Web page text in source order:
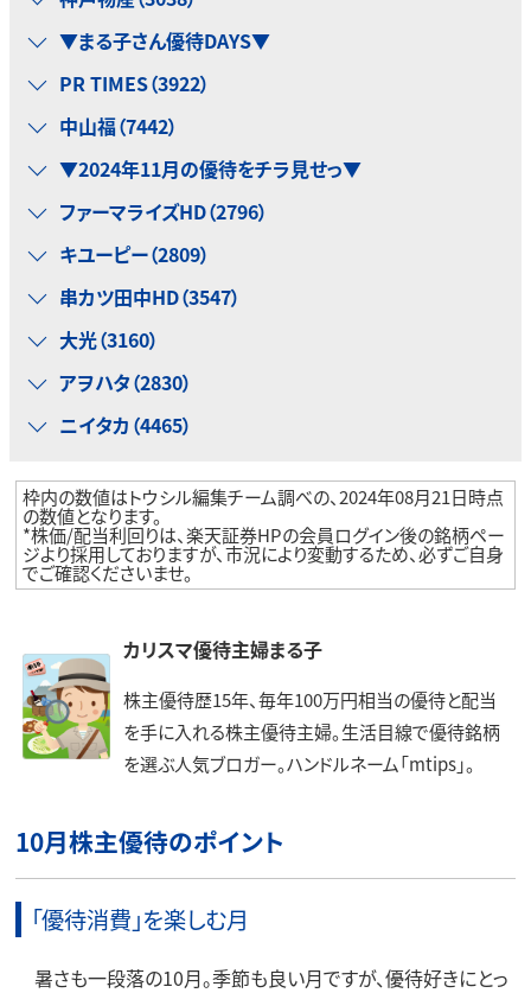
▼まる子さん優待DAYS▼
PR TIMES（3922）
中山福（7442）
▼2024年11月の優待をチラ見せっ▼
ファーマライズHD（2796）
キユーピー（2809）
串カツ田中HD（3547）
大光（3160）
アヲハタ（2830）
ニイタカ（4465）
枠内の数値はトウシル編集チーム調べの、2024年08月21日時点
の数値となります。
*株価/配当利回りは、楽天証券HPの会員ログイン後の銘柄ペー
ジより採用しておりますが、市況により変動するため、必ずご自身
でご確認くださいませ。
カリスマ優待主婦まる子
株主優待歴15年、毎年100万円相当の優待と配当
を手に入れる株主優待主婦。生活目線で優待銘柄
を選ぶ人気ブロガー。ハンドルネーム「mtips」。
10月株主優待のポイント
「優待消費」を楽しむ月
暑さも一段落の10月。季節も良い月ですが、優待好きにとっ